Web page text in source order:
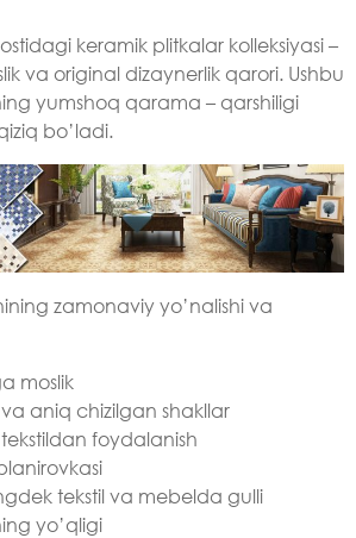
keramik plitkalar kolleksiyasi –
va original dizaynerlik qarori. Ushbu
yumshoq qarama – qarshiligi
bo’ladi.
zamonaviy yo’nalishi va
moslik
va aniq chizilgan shakllar
foydalanish
tekstil va mebelda gulli
yo’qligi